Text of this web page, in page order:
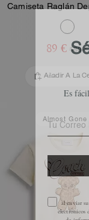
89 € 180 €
Añadir A La
Almost Gone